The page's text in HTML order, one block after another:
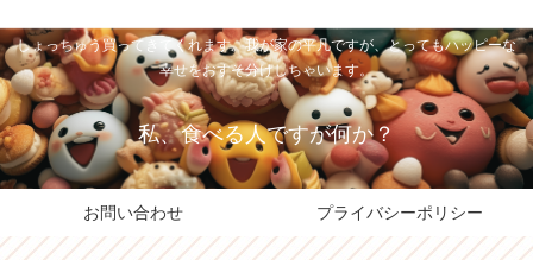
しょっちゅう買ってきてくれます。我が家の平凡ですが、とってもハッピーな
幸せをおすそ分けしちゃいます。
私、食べる人ですが何か？
お問い合わせ プライバシーポリシー